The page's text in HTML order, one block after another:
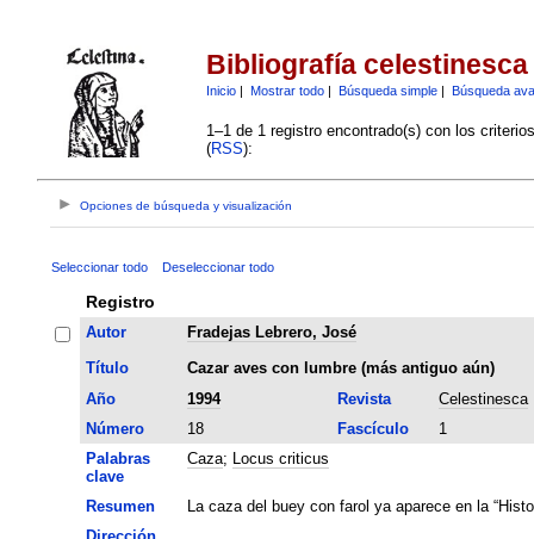
Bibliografía celestinesca
Inicio| Mostrar todo| Búsqueda simple| Búsqueda
1–1 de 1 registro encontrado(s) con los
(RSS):
Opciones de búsqueda y visualización
Seleccionar todo Deseleccionar todo
Registro
Autor
Fradejas Lebrero, José
Título
Cazar aves con lumbre (más antiguo aún)
Año
1994 Revista
Celestinesca
Número
18 Fascículo
1
Palabras
clave
Caza; Locus criticus
Resumen
La caza del buey con farol ya aparece en la